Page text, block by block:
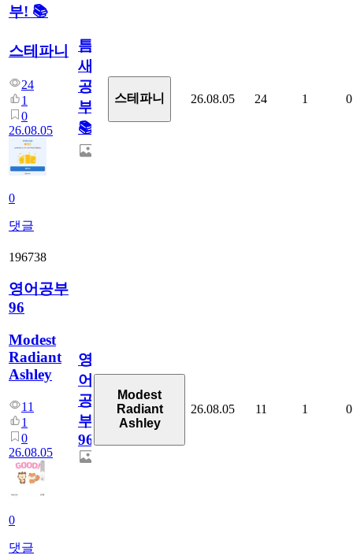
부! 📚
스테파니
24
1
0
26.08.05
0
댓글
틈
새
공
부!
📚
스테파니 26.08.05 24 1 0
196738
영어공부
96
Modest
Radiant
Ashley
11
1
0
26.08.05
0
댓글
영
어
공
부
96
Modest
Radiant
Ashley
26.08.05 11 1 0